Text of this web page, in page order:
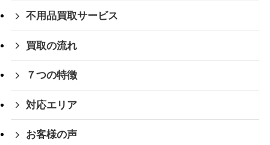
不用品買取サービス
買取の流れ
７つの特徴
対応エリア
お客様の声